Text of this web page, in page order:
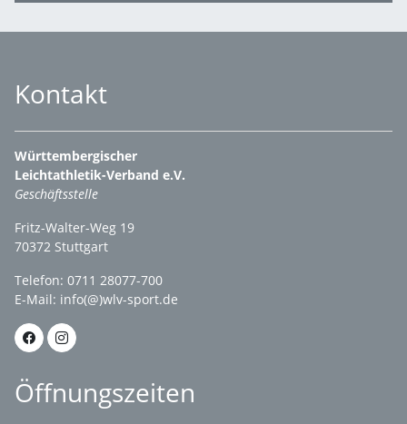
Kontakt
Württembergischer
Leichtathletik-Verband e.V.
Geschäftsstelle
Fritz-Walter-Weg 19
70372 Stuttgart
Telefon: 0711 28077-700
E-Mail: info(@)wlv-sport.de
Öffnungszeiten